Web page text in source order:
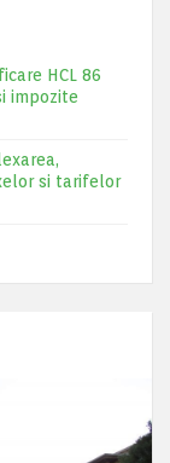
HCL 86
impozite
si tarifelor